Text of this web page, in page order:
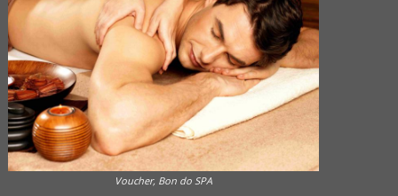
Voucher, Bon do SPA